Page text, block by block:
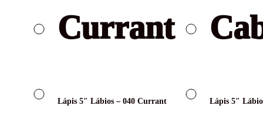
Lápis 5″ Lábios – 040 Currant Lápis 5″